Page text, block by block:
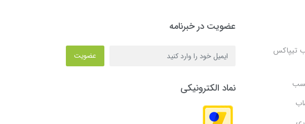
تیپاکس
عضویت در خبرنامه
عضویت
نماد الکترونیکی